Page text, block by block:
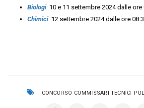
Biologi: 10 e 11 settembre 2024 dalle ore
Chimici: 12 settembre 2024 dalle ore
CONCORSO COMMISSARI TECNICI